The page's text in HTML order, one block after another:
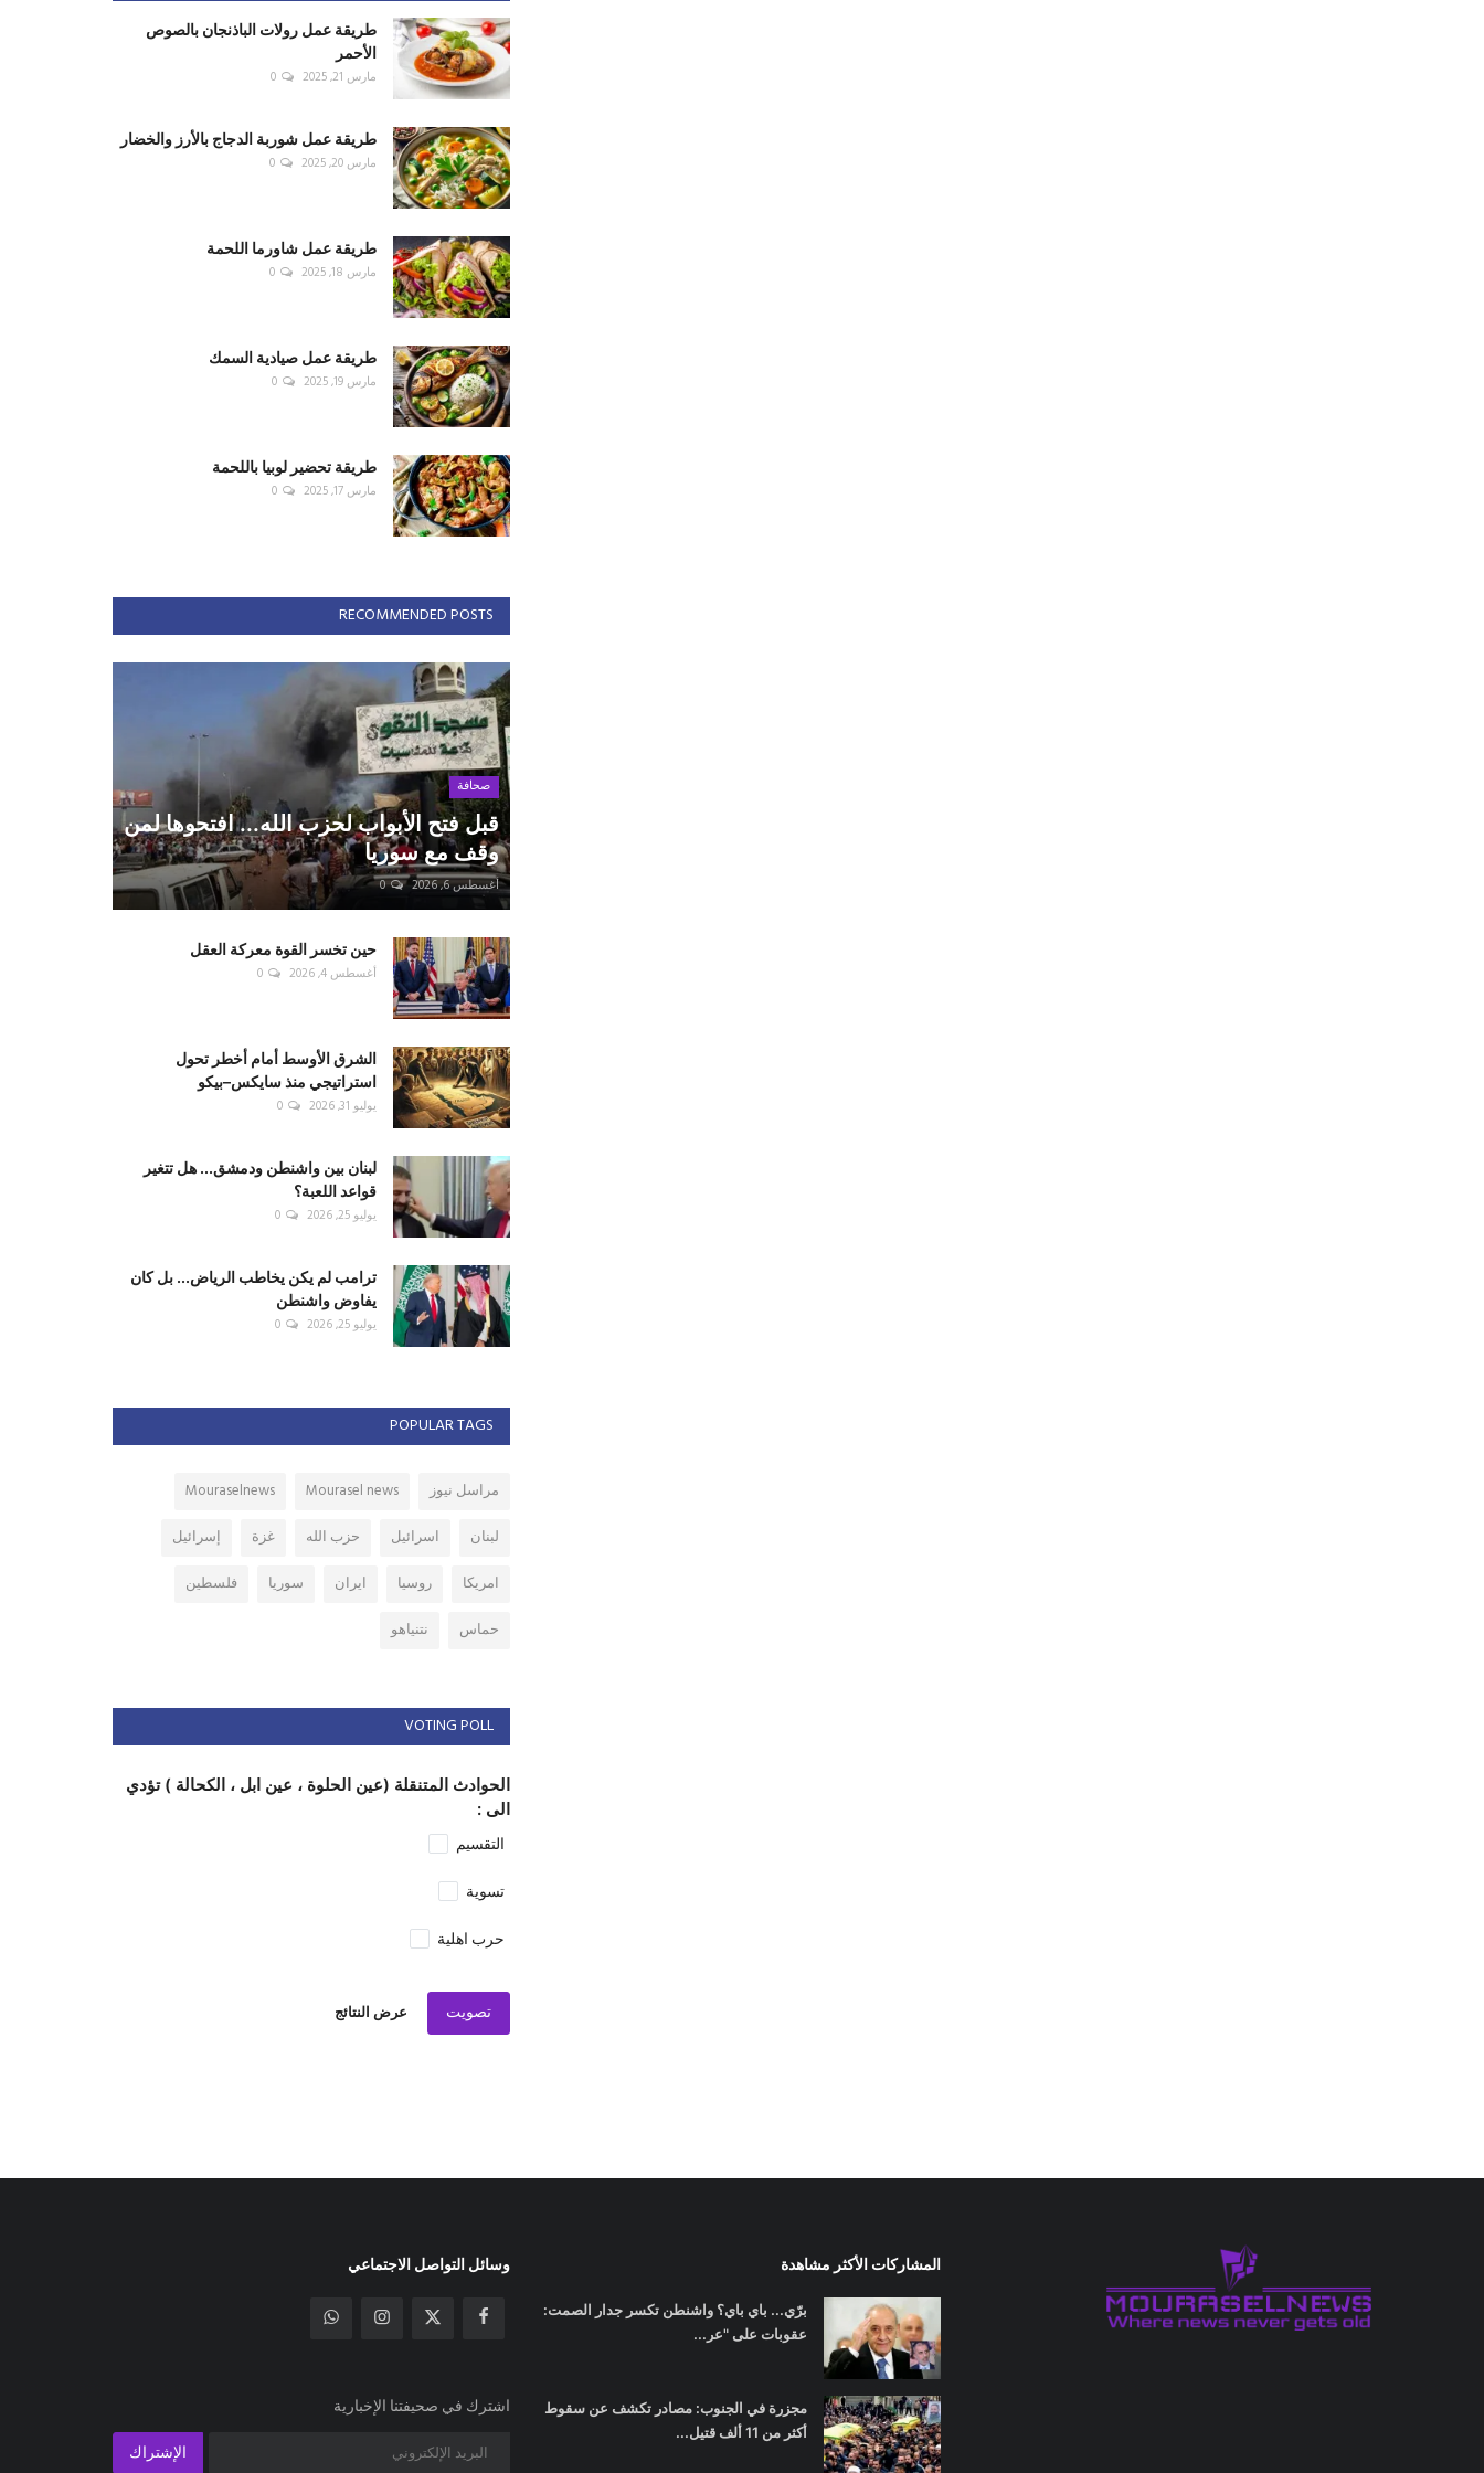
طريقة عمل رولات الباذنجان بالصوص
الأحمر
مارس 21, 2025 0
طريقة عمل شوربة الدجاج بالأرز والخضار
مارس 20, 2025 0
طريقة عمل شاورما اللحمة
مارس 18, 2025 0
طريقة عمل صيادية السمك
مارس 19, 2025 0
طريقة تحضير لوبيا باللحمة
مارس 17, 2025 0
RECOMMENDED POSTS
صحافة
قبل فتح الأبواب لحزب الله... افتحوها لمن
وقف مع سوريا
أغسطس 6, 2026 0
حين تخسر القوة معركة العقل
أغسطس 4, 2026 0
الشرق الأوسط أمام أخطر تحول
استراتيجي منذ سايكس–بيكو
يوليو 31, 2026 0
لبنان بين واشنطن ودمشق... هل تتغير
قواعد اللعبة؟
يوليو 25, 2026 0
ترامب لم يكن يخاطب الرياض... بل كان
يفاوض واشنطن
يوليو 25, 2026 0
POPULAR TAGS
مراسل نيوز Mourasel news
Mouraselnews
لبنان
اسرائيل حزب الله غزة
إسرائيل
امريكا
روسيا ايران سوريا
فلسطين
حماس
نتنياهو
VOTING POLL
الحوادث المتنقلة (عين الحلوة ، عين ابل ، الكحالة ) تؤدي
الى :
التقسيم
تسوية
حرب اهلية
تصويت عرض النتائج
المشاركات الأكثر مشاهدة
برّي... باي باي؟ واشنطن تكسر جدار الصمت:
عقوبات على "عر...
مجزرة في الجنوب: مصادر تكشف عن سقوط
أكثر من 11 ألف قتيل...
وسائل التواصل الاجتماعي
اشترك في صحيفتنا الإخبارية
الإشتراك